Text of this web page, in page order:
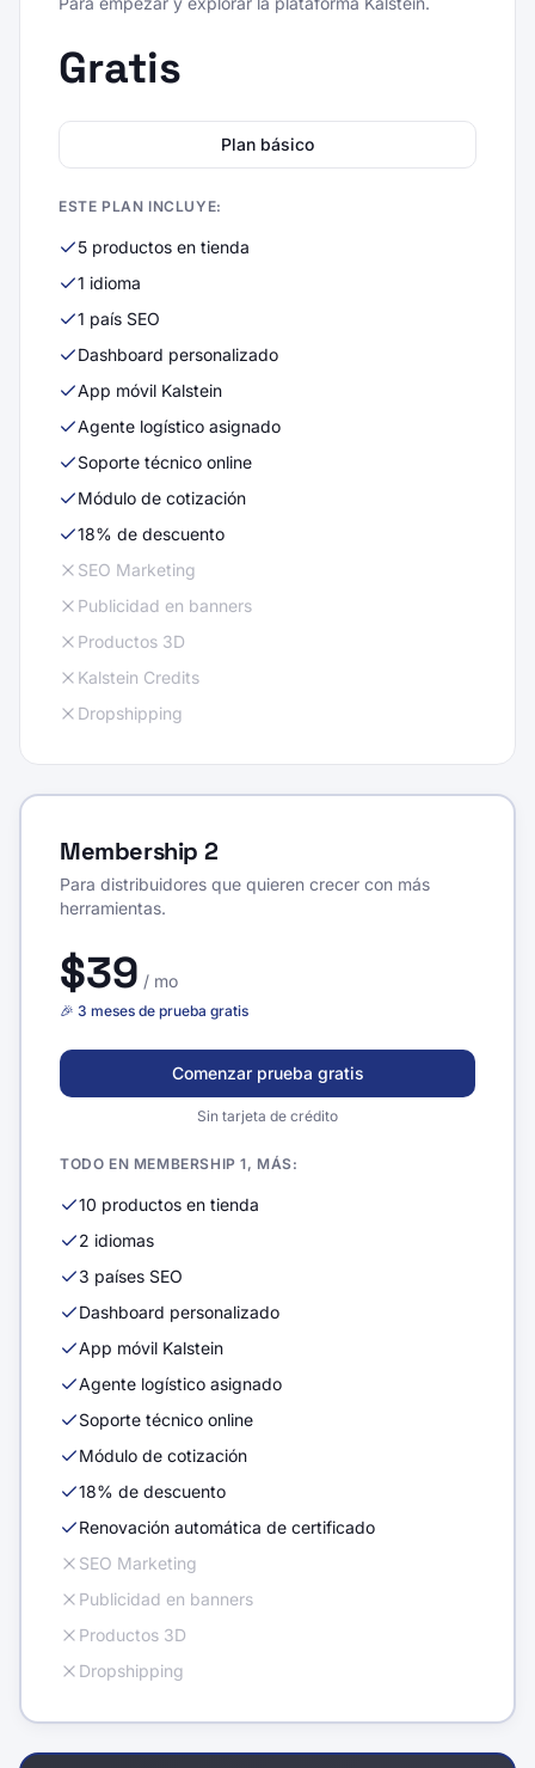
Gratis
Plan básico
ESTE PLAN INCLUYE:
5 productos en tienda
1 idioma
1 país SEO
Dashboard personalizado
App móvil Kalstein
Agente logístico asignado
Soporte técnico online
Módulo de cotización
18% de descuento
SEO Marketing
Publicidad en banners
Productos 3D
Kalstein Credits
Dropshipping
Membership 2
Para distribuidores que quieren crecer con más
herramientas.
$39 / mo
🎉 3 meses de prueba gratis
Comenzar prueba gratis
Sin tarjeta de crédito
TODO EN MEMBERSHIP 1, MÁS:
10 productos en tienda
2 idiomas
3 países SEO
Dashboard personalizado
App móvil Kalstein
Agente logístico asignado
Soporte técnico online
Módulo de cotización
18% de descuento
Renovación automática de certificado
SEO Marketing
Publicidad en banners
Productos 3D
Dropshipping